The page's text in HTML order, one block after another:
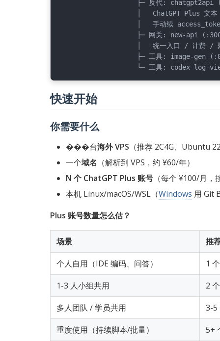
快速开始
你需要什么
���台海外 VPS （推荐 2C4G、Ubuntu
一个域名 （解析到 VPS，约 ¥60/年）
N 个 ChatGPT Plus 账号 （每个 ¥100/月
本机 Linux/macOS/WSL（Windows 用 Git
Plus 账号数量怎么估？
场景 推
个人自用（IDE 编码、问答） 1 个
1-3 人小组共用 2 个
多人团队 / 学员共用 3-5
重度使用（持续脚本/批量） 5+